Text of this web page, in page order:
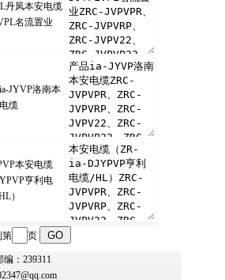
丹凤本安电缆
名流置业
JYVP洛南本
缆
本安电缆
亨利电
）
第 页
：239311